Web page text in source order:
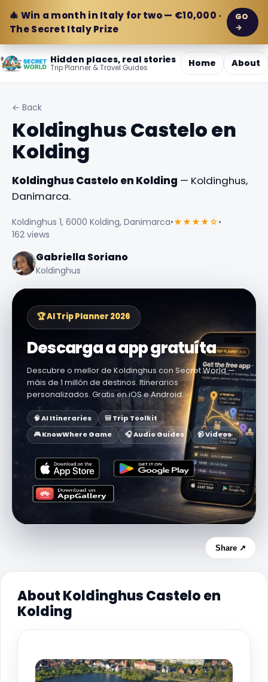
🎄 Win a month in Italy for two — €10,000 ·
The Secret Italy Prize
GO
→
Hidden places, real stories
Trip Planner & Travel Guides Home About
← Back
Koldinghus Castelo en
Kolding
Koldinghus Castelo en Kolding — Koldinghus,
Danimarca.
Koldinghus 1, 6000 Kolding, Danimarca•★★★★☆•
162 views
Gabriella Soriano
Koldinghus
🏆 AI Trip Planner 2026
Descarga a app gratuíta
Descubre o mellor de Koldinghus con Secret World —
máis de 1 millón de destinos. Itinerarios
personalizados. Gratis en iOS e Android.
🧠 AI Itineraries
🎒 Trip Toolkit
🎮 KnowWhere Game
🎧 Audio Guides 📹 Videos
Share ↗
About Koldinghus Castelo en
Kolding